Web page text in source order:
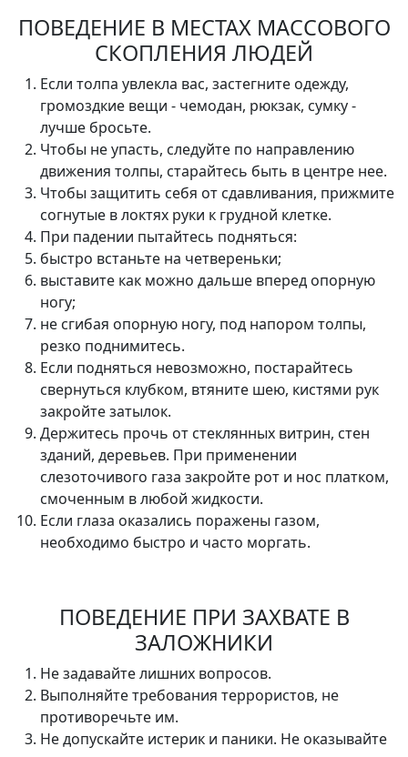
ПОВЕДЕНИЕ В МЕСТАХ МАССОВОГО
СКОПЛЕНИЯ ЛЮДЕЙ
Если толпа увлекла вас, застегните одежду,
громоздкие вещи - чемодан, рюкзак, сумку -
лучше бросьте.
Чтобы не упасть, следуйте по направлению
движения толпы, старайтесь быть в центре нее.
Чтобы защитить себя от сдавливания, прижмите
согнутые в локтях руки к грудной клетке.
При падении пытайтесь подняться:
быстро встаньте на четвереньки;
выставите как можно дальше вперед опорную
ногу;
не сгибая опорную ногу, под напором толпы,
резко поднимитесь.
Если подняться невозможно, постарайтесь
свернуться клубком, втяните шею, кистями рук
закройте затылок.
Держитесь прочь от стеклянных витрин, стен
зданий, деревьев. При применении
слезоточивого газа закройте рот и нос платком,
смоченным в любой жидкости.
Если глаза оказались поражены газом,
необходимо быстро и часто моргать.
ПОВЕДЕНИЕ ПРИ ЗАХВАТЕ В
ЗАЛОЖНИКИ
Не задавайте лишних вопросов.
Выполняйте требования террористов, не
противоречьте им.
Не допускайте истерик и паники. Не оказывайте